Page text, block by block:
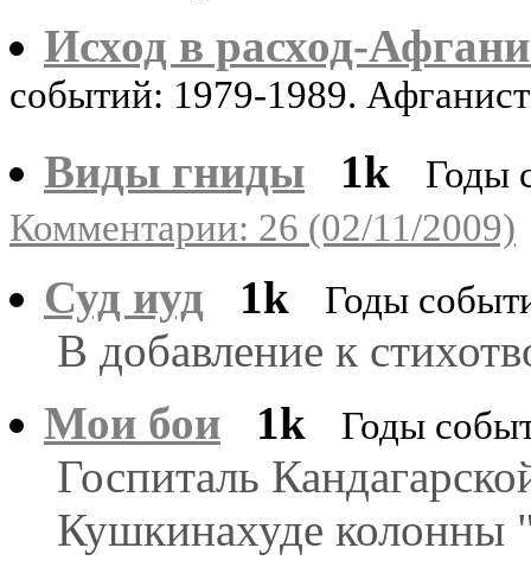
Исход в расход-
событий: 1979-1989.
Виды гниды
1k
Годы
Комментарии: 26 (02/11/2009)
Суд иуд 1k Годы
В добавление к
Мои бои
1k Годы
Госпиталь
Кушкинахуде колонны